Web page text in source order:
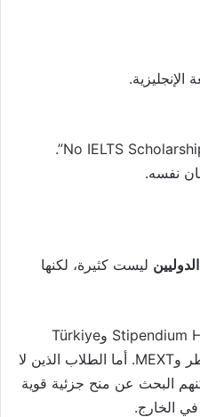
الإنجليزية.
لذلك لا تبحث فقط عن عبارة “No IELTS Scholarship”.
نفسه.
ليست كثيرة، لكنها
أقوى الخيارات هي Stipendium Hungaricum وTürkiye
Scholarships ومنحة جامعة قطر وMEXT. أما الطلاب الذين لا
البحث عن منح جزئية قوية